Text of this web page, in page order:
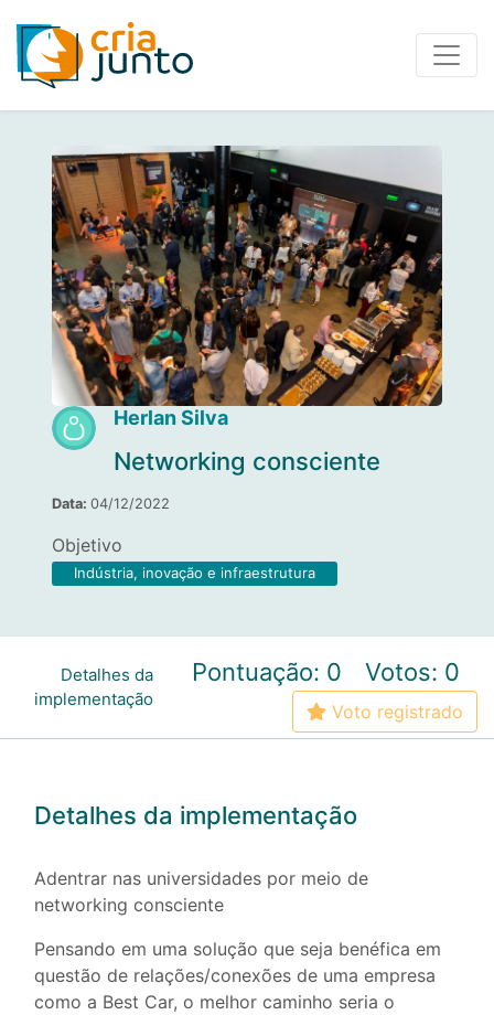
Herlan Silva
Networking consciente
Data: 04/12/2022
Objetivo
Indústria, inovação e infraestrutura
Pontuação: 0 Votos: 0
Voto registrado
Detalhes da
implementação
Detalhes da implementação
Adentrar nas universidades por meio de
networking consciente
Pensando em uma solução que seja benéfica em
questão de relações/conexões de uma empresa
como a Best Car, o melhor caminho seria o